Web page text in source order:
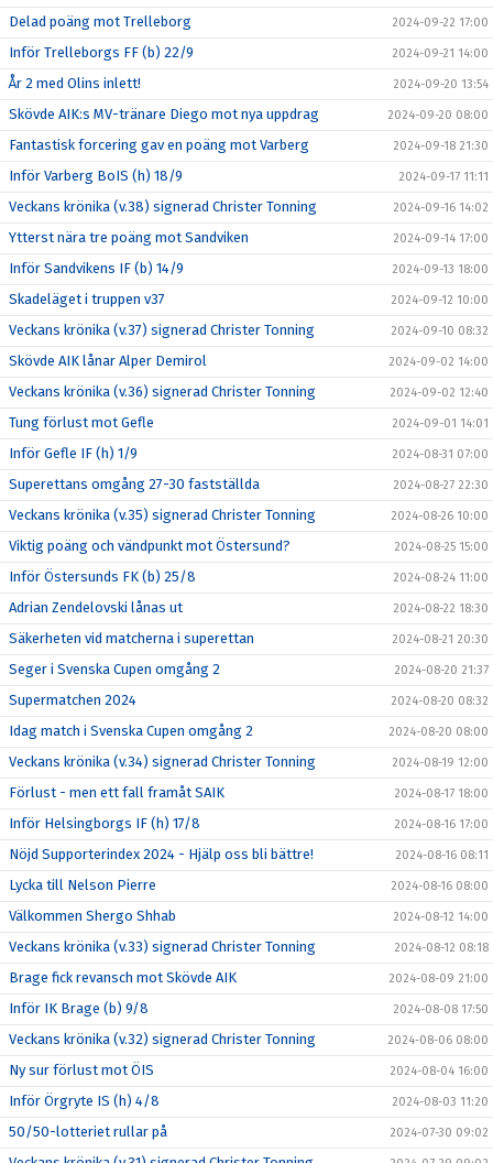
Delad poäng mot Trelleborg 2024-09-22 17:00
Inför Trelleborgs FF (b) 22/9 2024-09-21 14:00
År 2 med Olins inlett! 2024-09-20 13:54
Skövde AIK:s MV-tränare Diego mot nya uppdrag 2024-09-20 08:00
Fantastisk forcering gav en poäng mot Varberg 2024-09-18 21:30
Inför Varberg BoIS (h) 18/9 2024-09-17 11:11
Veckans krönika (v.38) signerad Christer Tonning 2024-09-16 14:02
Ytterst nära tre poäng mot Sandviken 2024-09-14 17:00
Inför Sandvikens IF (b) 14/9 2024-09-13 18:00
Skadeläget i truppen v37 2024-09-12 10:00
Veckans krönika (v.37) signerad Christer Tonning 2024-09-10 08:32
Skövde AIK lånar Alper Demirol 2024-09-02 14:00
Veckans krönika (v.36) signerad Christer Tonning 2024-09-02 12:40
Tung förlust mot Gefle 2024-09-01 14:01
Inför Gefle IF (h) 1/9 2024-08-31 07:00
Superettans omgång 27-30 fastställda 2024-08-27 22:30
Veckans krönika (v.35) signerad Christer Tonning 2024-08-26 10:00
Viktig poäng och vändpunkt mot Östersund? 2024-08-25 15:00
Inför Östersunds FK (b) 25/8 2024-08-24 11:00
Adrian Zendelovski lånas ut 2024-08-22 18:30
Säkerheten vid matcherna i superettan 2024-08-21 20:30
Seger i Svenska Cupen omgång 2 2024-08-20 21:37
Supermatchen 2024 2024-08-20 08:32
Idag match i Svenska Cupen omgång 2 2024-08-20 08:00
Veckans krönika (v.34) signerad Christer Tonning 2024-08-19 12:00
Förlust - men ett fall framåt SAIK 2024-08-17 18:00
Inför Helsingborgs IF (h) 17/8 2024-08-16 17:00
Nöjd Supporterindex 2024 - Hjälp oss bli bättre! 2024-08-16 08:11
Lycka till Nelson Pierre 2024-08-16 08:00
Välkommen Shergo Shhab 2024-08-12 14:00
Veckans krönika (v.33) signerad Christer Tonning 2024-08-12 08:18
Brage fick revansch mot Skövde AIK 2024-08-09 21:00
Inför IK Brage (b) 9/8 2024-08-08 17:50
Veckans krönika (v.32) signerad Christer Tonning 2024-08-06 08:00
Ny sur förlust mot ÖIS 2024-08-04 16:00
Inför Örgryte IS (h) 4/8 2024-08-03 11:20
50/50-lotteriet rullar på 2024-07-30 09:02